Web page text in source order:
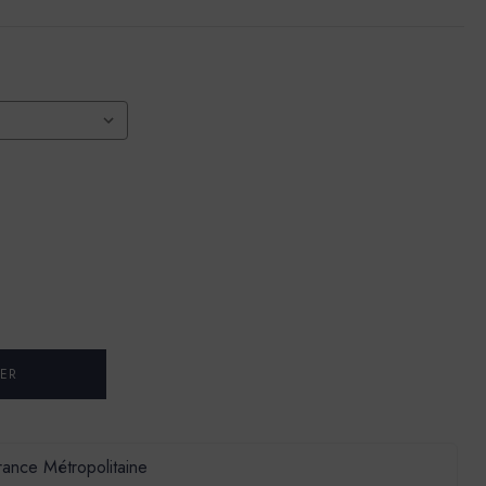
Métropolitaine